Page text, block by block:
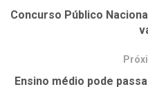
Concurso Público
Ensino médio pode